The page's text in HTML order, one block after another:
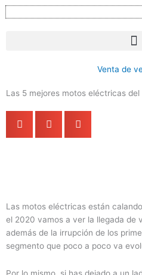
al
Venta de
Las 5 mejores motos eléctricas
Las motos eléctricas están
el 2020 vamos a ver la llegada de
además de la irrupción de los
segmento que poco a poco va